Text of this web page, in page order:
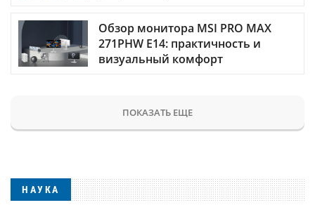
Обзор монитора MSI PRO MAX
271PHW E14: практичность и
визуальный комфорт
ПОКАЗАТЬ ЕЩЕ
НАУКА